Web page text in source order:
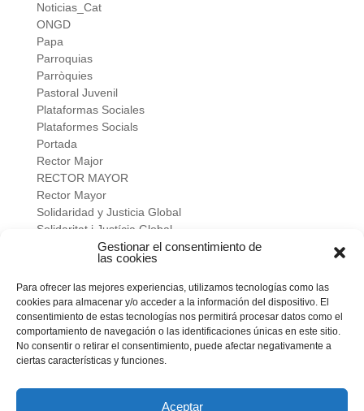
Gestionar el consentimiento de
las cookies
Para ofrecer las mejores experiencias, utilizamos tecnologías como las
cookies para almacenar y/o acceder a la información del dispositivo. El
consentimiento de estas tecnologías nos permitirá procesar datos como el
comportamiento de navegación o las identificaciones únicas en este sitio.
No consentir o retirar el consentimiento, puede afectar negativamente a
ciertas características y funciones.
Aceptar
Noticias_Cat
ONGD
Papa
Parroquias
Parròquies
Pastoral Juvenil
Plataformas Sociales
Plataformes Socials
Portada
Rector Major
RECTOR MAYOR
Rector Mayor
Solidaridad y Justicia Global
Solidaritat i Justícia Global
verano salesiano
Vivir a fondo
Vocacional
Meta
Feed de entradas